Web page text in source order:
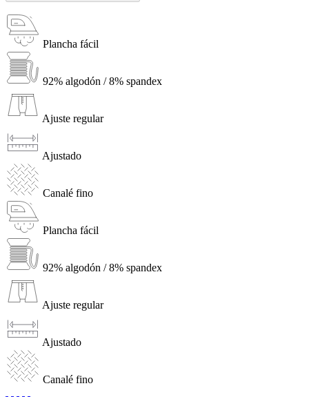
Plancha fácil
92% algodón / 8% spandex
Ajuste regular
Ajustado
Canalé fino
Plancha fácil
92% algodón / 8% spandex
Ajuste regular
Ajustado
Canalé fino